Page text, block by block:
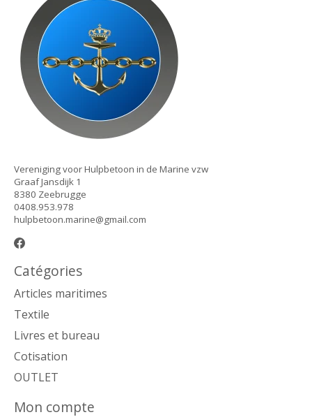
Vereniging voor Hulpbetoon in de Marine vzw
Graaf Jansdijk 1
8380 Zeebrugge
0408.953.978
hulpbetoon.marine@gmail.com
Catégories
Articles maritimes
Textile
Livres et bureau
Cotisation
OUTLET
Mon compte